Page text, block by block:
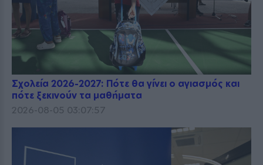
Σχολεία 2026-2027: Πότε θα γίνει ο αγιασμός και
πότε ξεκινούν τα μαθήματα
2026-08-05 03:07:57